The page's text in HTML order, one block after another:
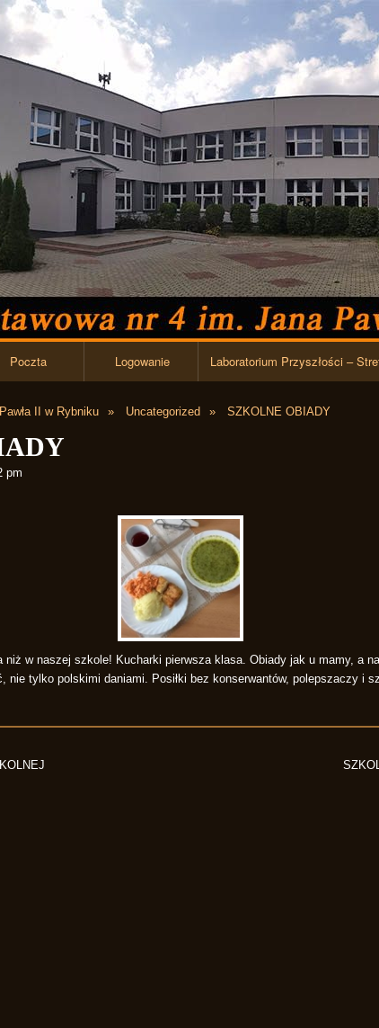
Przejdź do zawartości
Poczta Logowanie Laboratorium Przyszłości –
II w Rybniku Uncategorized SZKOLNE OBIADY
pm
niż w naszej szkole! Kucharki pierwsza klasa. Obiady jak u mamy, a
nie tylko polskimi daniami. Posiłki bez konserwantów, polepszaczy i